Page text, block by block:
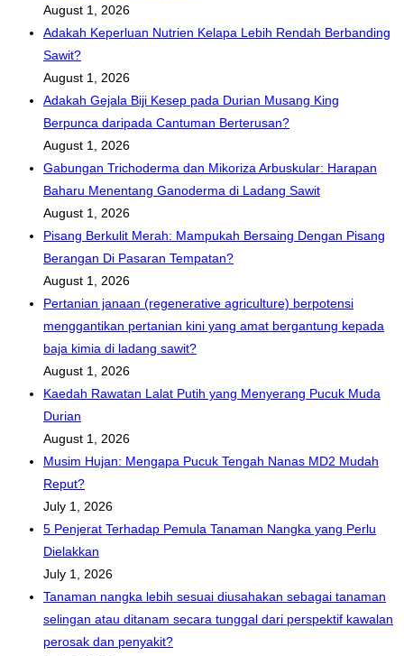
August 1, 2026
Adakah Keperluan Nutrien Kelapa Lebih Rendah Berbanding
Sawit?
August 1, 2026
Adakah Gejala Biji Kesep pada Durian Musang King
Berpunca daripada Cantuman Berterusan?
August 1, 2026
Gabungan Trichoderma dan Mikoriza Arbuskular: Harapan
Baharu Menentang Ganoderma di Ladang Sawit
August 1, 2026
Pisang Berkulit Merah: Mampukah Bersaing Dengan Pisang
Berangan Di Pasaran Tempatan?
August 1, 2026
Pertanian janaan (regenerative agriculture) berpotensi
menggantikan pertanian kini yang amat bergantung kepada
baja kimia di ladang sawit?
August 1, 2026
Kaedah Rawatan Lalat Putih yang Menyerang Pucuk Muda
Durian
August 1, 2026
Musim Hujan: Mengapa Pucuk Tengah Nanas MD2 Mudah
Reput?
July 1, 2026
5 Penjerat Terhadap Pemula Tanaman Nangka yang Perlu
Dielakkan
July 1, 2026
Tanaman nangka lebih sesuai diusahakan sebagai tanaman
selingan atau ditanam secara tunggal dari perspektif kawalan
perosak dan penyakit?